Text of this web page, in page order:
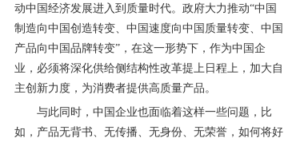
动中国经济发展进入到质量时代。政府大力推动“中国
制造向中国创造转变、中国速度向中国质量转变、中国
产品向中国品牌转变”，在这一形势下，作为中国企
业，必须将深化供给侧结构性改革提上日程上，加大自
主创新力度，为消费者提供高质量产品。
与此同时，中国企业也面临着这样一些问题，比
如，产品无背书、无传播、无身份、无荣誉，如何将好